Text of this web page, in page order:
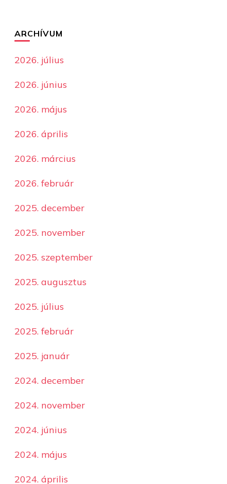
ARCHÍVUM
2026. július
2026. június
2026. május
2026. április
2026. március
2026. február
2025. december
2025. november
2025. szeptember
2025. augusztus
2025. július
2025. február
2025. január
2024. december
2024. november
2024. június
2024. május
2024. április